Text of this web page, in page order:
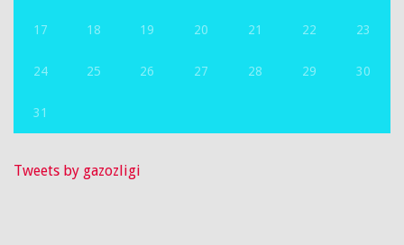
17 18 19 20 21 22 23
24 25 26 27 28 29 30
31
Tweets by gazozligi